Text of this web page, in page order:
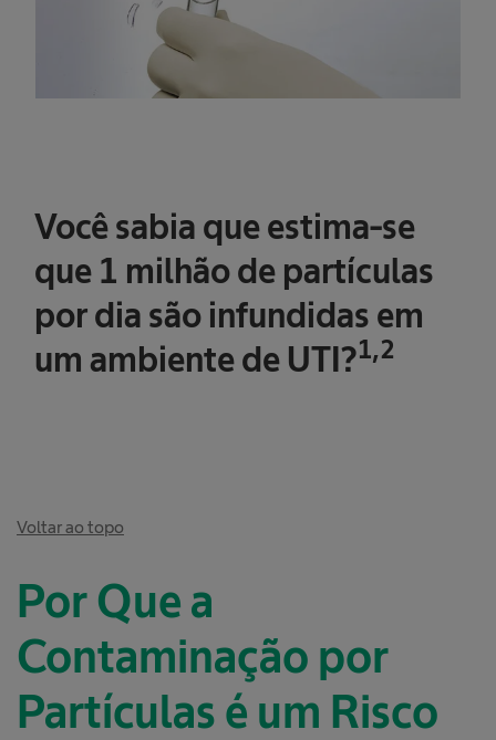
Você sabia que estima-se
que 1 milhão de partículas
por dia são infundidas em
um ambiente de UTI?1,2
Voltar ao topo
Por Que a
Contaminação por
Partículas é um Risco